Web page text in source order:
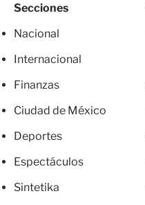
Secciones
Nacional
Internacional
Finanzas
Ciudad de México
Deportes
Espectáculos
Sintetika